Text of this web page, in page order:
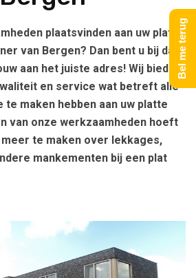
plaatsvinden aan uw platte
van Bergen? Dan bent u bij dak
aan het juiste adres! Wij bieden
en service wat betreft alle
te maken hebben aan uw platte
van onze werkzaamheden hoeft
te maken over lekkages,
mankementen bij een plat
Bel me terug